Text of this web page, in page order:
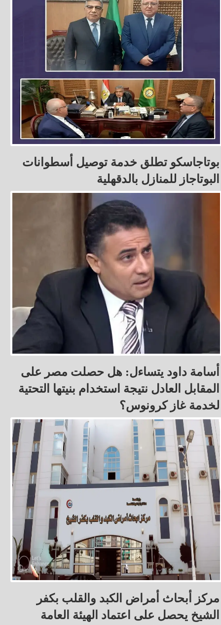
بوتاجاسكو تطلق خدمة توصيل أسطوانات
البوتاجاز للمنازل بالدقهلية
أسامة داود يتساءل: هل حصلت مصر على
المقابل العادل نتيجة استخدام بنيتها التحتية
لخدمة غاز كرونوس؟
مركز أبحاث أمراض الكبد والقلب بكفر
الشيخ يحصل على اعتماد الهيئة العامة